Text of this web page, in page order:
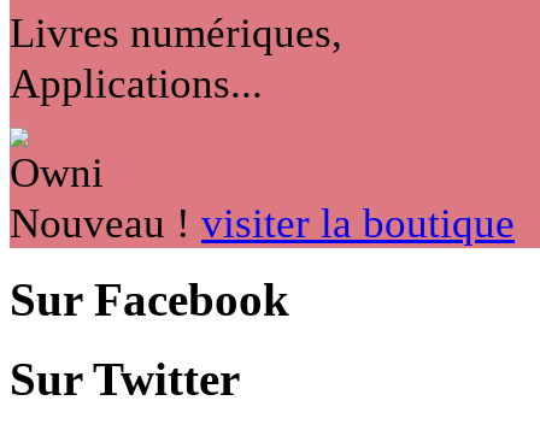
Livres numériques,
Applications...
Nouveau ! visiter la boutique
Sur Facebook
Sur Twitter